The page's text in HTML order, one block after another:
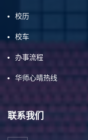
校历
校车
办事流程
华师心晴热线
联系我们